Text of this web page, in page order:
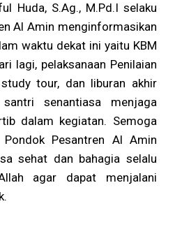
Huda, S.Ag., M.Pd.I selaku
Al Amin menginformasikan
waktu dekat ini yaitu KBM
lagi, pelaksanaan Penilaian
tour, dan liburan akhir
senantiasa menjaga
dalam kegiatan. Semoga
Pesantren Al Amin
sehat dan bahagia selalu
agar dapat menjalani